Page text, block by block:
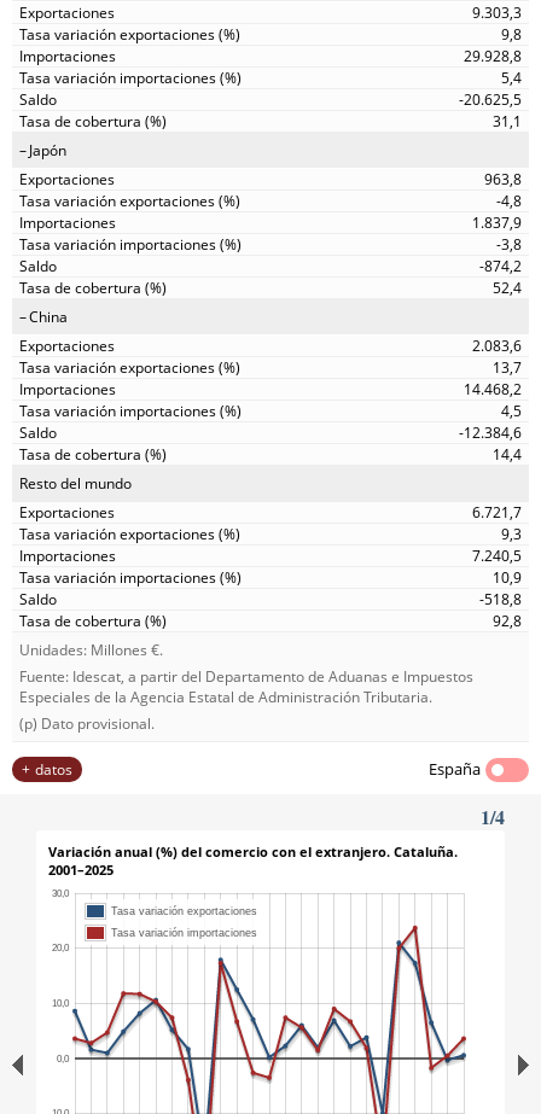
9.303,3
9,8
29.928,8
5,4
-20.625,5
31,1
Japón
963,8
-4,8
1.837,9
-3,8
-874,2
52,4
China
2.083,6
13,7
14.468,2
4,5
-12.384,6
14,4
Resto del mundo
6.721,7
9,3
7.240,5
10,9
-518,8
92,8
Unidades: Millones €.
Fuente: Idescat, a partir del Departamento de Aduanas e Impuestos
Especiales de la Agencia Estatal de Administración Tributaria.
(p) Dato provisional.
datos España